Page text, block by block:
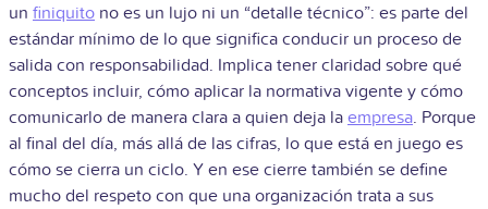
un finiquito no es un lujo ni un “detalle técnico”: es parte del
estándar mínimo de lo que significa conducir un proceso de
salida con responsabilidad. Implica tener claridad sobre qué
conceptos incluir, cómo aplicar la normativa vigente y cómo
comunicarlo de manera clara a quien deja la empresa. Porque
al final del día, más allá de las cifras, lo que está en juego es
cómo se cierra un ciclo. Y en ese cierre también se define
mucho del respeto con que una organización trata a sus